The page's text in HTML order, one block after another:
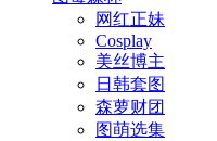
网红正妹
Cosplay
美丝博主
日韩套图
森萝财团
图萌选集